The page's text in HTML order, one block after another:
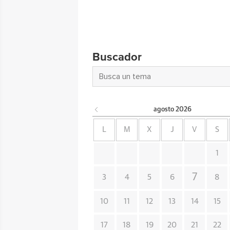
Buscador
agosto 2026
L M X J V S
1
3 4 5 6 7 8
10 11 12 13 14 15
17 18 19 20 21 22